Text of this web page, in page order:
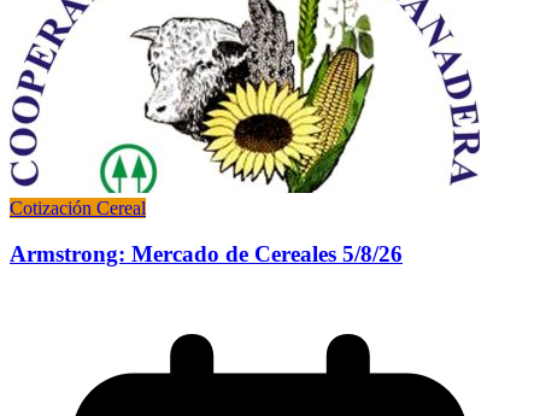
Cotización Cereal
Armstrong: Mercado de Cereales 5/8/26